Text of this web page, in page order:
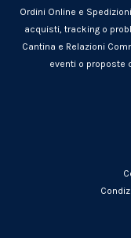
Ordini Online e
acquisti, tracking o
Cantina e Relazioni
eventi o proposte